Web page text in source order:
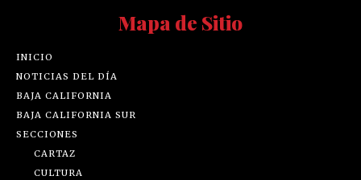
Mapa de Sitio
INICIO
NOTICIAS DEL DÍA
BAJA CALIFORNIA
BAJA CALIFORNIA SUR
SECCIONES
CARTAZ
CULTURA